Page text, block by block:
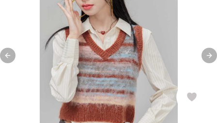
Previous slide